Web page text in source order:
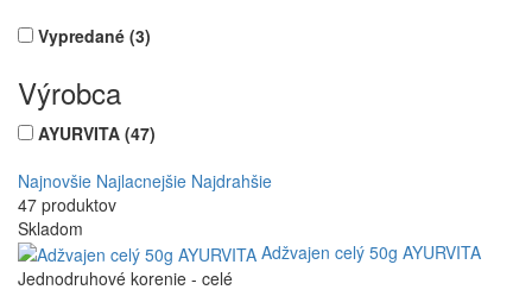
Vypredané (3)
Výrobca
AYURVITA (47)
Najnovšie Najlacnejšie Najdrahšie
47 produktov
Skladom
Adžvajen celý 50g AYURVITA
Jednodruhové korenie - celé